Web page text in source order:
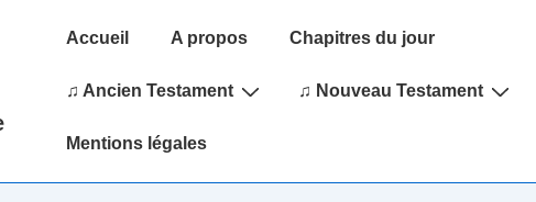
Main
Accueil A propos Chapitres du jour
♫ Ancien Testament ♫ Nouveau Testament
Mentions légales